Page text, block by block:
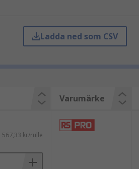
och används
Ladda ned som CSV
Varumärke
567,33 kr/rulle